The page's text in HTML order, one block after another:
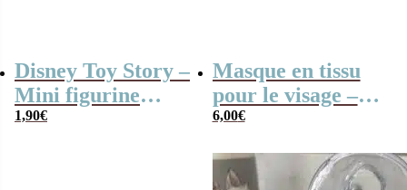
Disney Toy Story –
Mini figurine
mystère série B
1,90€
Masque en tissu
pour le visage –
Princesse Ariel
6,00€